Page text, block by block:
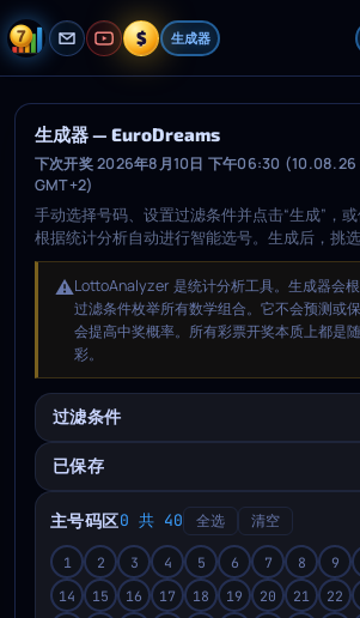
$ 生成器
生成器 — EuroDreams
下次开奖 2026年8月10日 下午06:30
GMT+2)
手动选择号码、设置过滤条件并点击“生成”，或
根据统计分析自动进行智能选号。生成后，挑
合，打开“已保存”标签，选择一个未来期次并
⚠️LottoAnalyzer 是统计分析工具。生成器会
过滤条件枚举所有数学组合。它不会预测或
会提高中奖概率。所有彩票开奖本质上都是
彩。
过滤条件
主号码区0 共 40 全选 清空
1 2 3 4 5 6 7 8 9
14
15 16 17 18 19 20 21 22
已保存